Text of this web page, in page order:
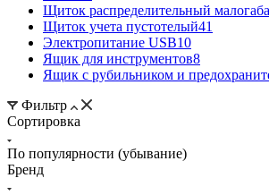
Щиток распределительный
Щиток учета пустотелый41
Электропитание USB10
Ящик для инструментов8
Ящик с рубильником и
Фильтр
Сортировка
По популярности (убывание)
Бренд